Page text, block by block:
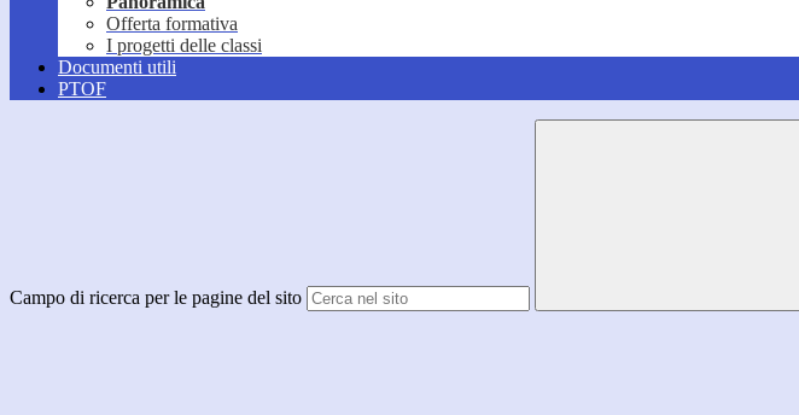
Offerta formativa
I progetti delle classi
Documenti utili
PTOF
Campo di ricerca per le pagine del sito